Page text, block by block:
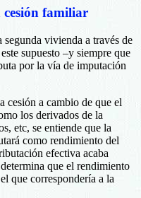
cesión familiar
segunda vivienda a través de
supuesto –y siempre que
por la vía de imputación
cesión a cambio de que el
los derivados de la
etc, se entiende que la
como rendimiento del
efectiva acaba
que el rendimiento
que correspondería a la